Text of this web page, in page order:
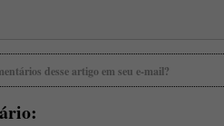
desse artigo em seu e-mail?